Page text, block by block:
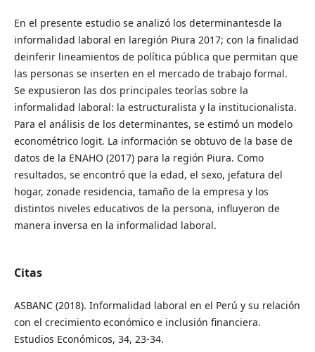
En el presente estudio se analizó los determinantesde la
informalidad laboral en laregión Piura 2017; con la finalidad
deinferir lineamientos de política pública que permitan que
las personas se inserten en el mercado de trabajo formal.
Se expusieron las dos principales teorías sobre la
informalidad laboral: la estructuralista y la institucionalista.
Para el análisis de los determinantes, se estimó un modelo
econométrico logit. La información se obtuvo de la base de
datos de la ENAHO (2017) para la región Piura. Como
resultados, se encontró que la edad, el sexo, jefatura del
hogar, zonade residencia, tamaño de la empresa y los
distintos niveles educativos de la persona, influyeron de
manera inversa en la informalidad laboral.
Citas
ASBANC (2018). Informalidad laboral en el Perú y su relación
con el crecimiento económico e inclusión financiera.
Estudios Económicos, 34, 23-34.